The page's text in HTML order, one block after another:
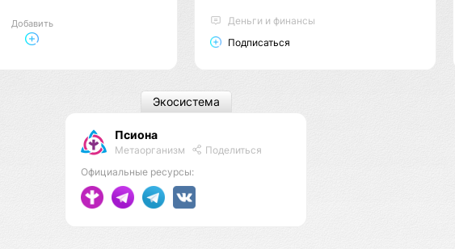
Добавить
Деньги и финансы
Подписаться
Псиона
Метаорганизм
Поделиться
Официальные ресурсы:
Экосистема